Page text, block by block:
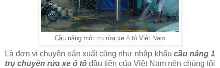
Cầu nâng một trụ rửa xe ô tô Việt Nam
Là đơn vị chuyên sản xuất cũng như nhập khẩu cầu nâng 1
trụ chuyên rửa xe ô tô đầu tiên của Việt Nam nên chúng tôi